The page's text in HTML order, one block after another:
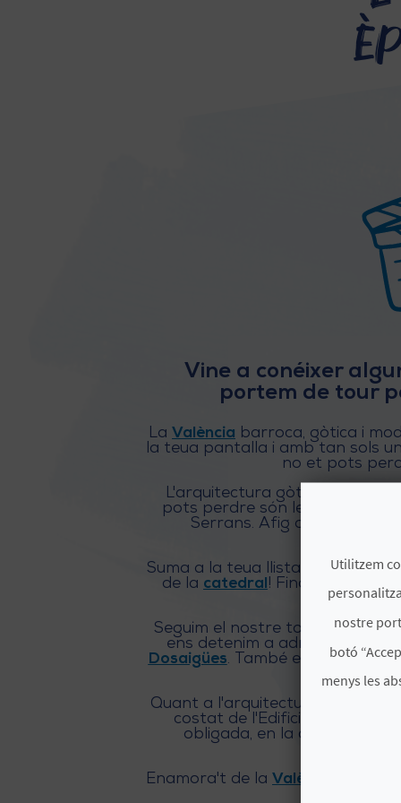
Vine a conéixer
portem de tour
La València barroca, gòtica i
la teua pantalla i amb tan sols
no et pots
L'arquitectura gòtica a
pots perdre són les
Serrans. Afig a la llista un
Suma a la teua llista d'edificis
de la catedral ! Finalment,
Seguim el nostre tour per la
ens detenim a admirar dos
Dosaigües. També et
Quant a l'arquitectura
costat de l'Edifici del
obligada, en la qual podràs
Enamora't de la València
Utilitzem
nostre
botó
menys les